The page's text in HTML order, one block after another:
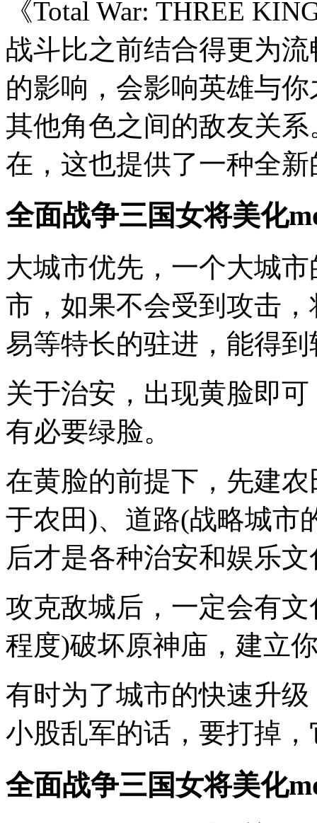
《Total War: THREE
战斗比之前结合得更为
的影响，会影响英雄与
其他角色之间的敌友关
在，这也提供了一种全
全面战争三国女将美化
大城市优先，一个大城
市，如果不会受到攻击
易等特长的驻进，能得
关于治安，出现黄脸即
有必要绿脸。
在黄脸的前提下，先建
于农田)、道路(战略城市
后才是各种治安和娱乐
攻克敌城后，一定会有
程度)破坏原神庙，建立
有时为了城市的快速升
小股乱军的话，要打掉
全面战争三国女将美化